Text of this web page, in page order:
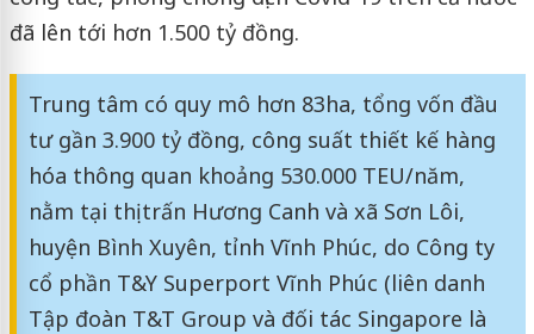
đã lên tới hơn 1.500 tỷ đồng.
Trung tâm có quy mô hơn 83ha, tổng vốn đầu
tư gần 3.900 tỷ đồng, công suất thiết kế hàng
hóa thông quan khoảng 530.000 TEU/năm,
nằm tại thị trấn Hương Canh và xã Sơn Lôi,
huyện Bình Xuyên, tỉnh Vĩnh Phúc, do Công ty
cổ phần T&Y Superport Vĩnh Phúc (liên danh
Tập đoàn T&T Group và đối tác Singapore là